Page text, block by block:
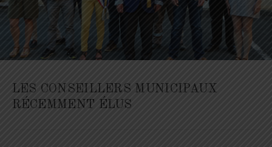
LES CONSEILLERS MUNICIPAUX
RÉCEMMENT ÉLUS